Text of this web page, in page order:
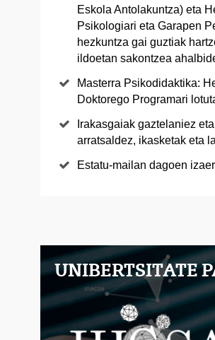
Eskola Antolakuntza) eta
Psikologiari eta Garapen
hezkuntza gai guztiak
ildoetan sakontzea
Masterra Psikodidaktika:
Doktorego Programari
Irakasgaiak gaztelaniez
arratsaldez, ikasketak eta
Estatu-mailan dagoen
UNIBERTSITATE